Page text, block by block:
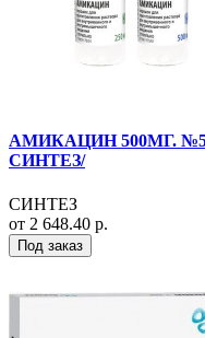
АМИКАЦИН 500МГ.
СИНТЕЗ/
СИНТЕЗ
от 2 648.40 р.
Под заказ